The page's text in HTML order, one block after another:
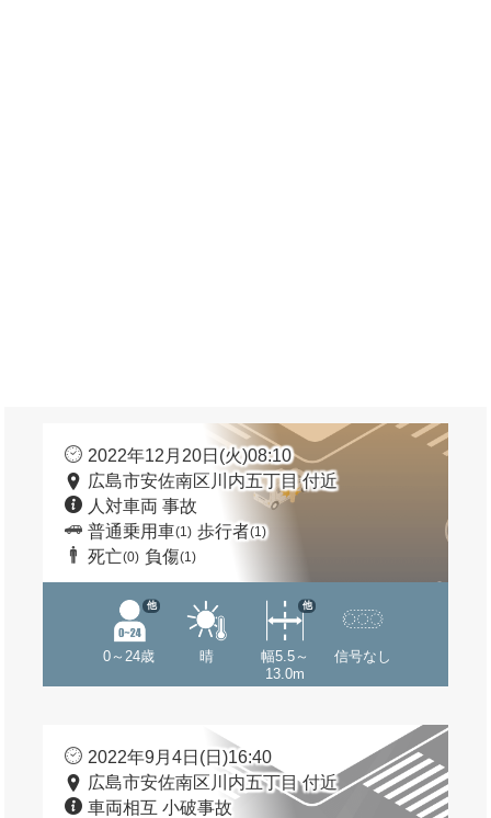
2022年12月20日(火)08:10
広島市安佐南区川内五丁目 付近
人対車両 事故
普通乗用車(1) 歩行者(1)
死亡(0) 負傷(1)
0～24歳
他
晴
幅5.5～
13.0m
他
信号なし
2022年9月4日(日)16:40
広島市安佐南区川内五丁目 付近
車両相互 小破事故